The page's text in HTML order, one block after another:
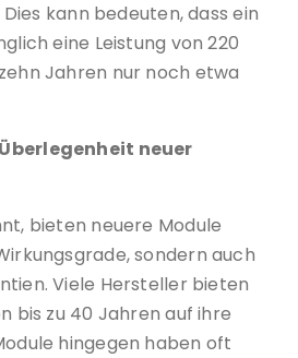
kann bedeuten, dass ein
eine Leistung von 220
Jahren nur noch etwa
neuer
bieten neuere Module
sondern auch
Viele Hersteller bieten
bis zu 40 Jahren auf ihre
hingegen haben oft